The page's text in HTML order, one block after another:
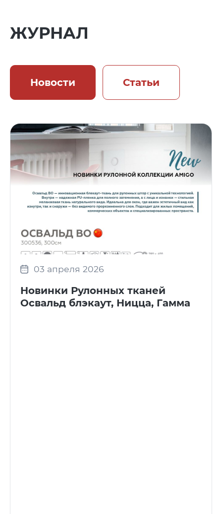
ЖУРНАЛ
Новости Статьи
03 апреля 2026
Новинки Рулонных тканей
Освальд блэкаут, Ницца, Гамма